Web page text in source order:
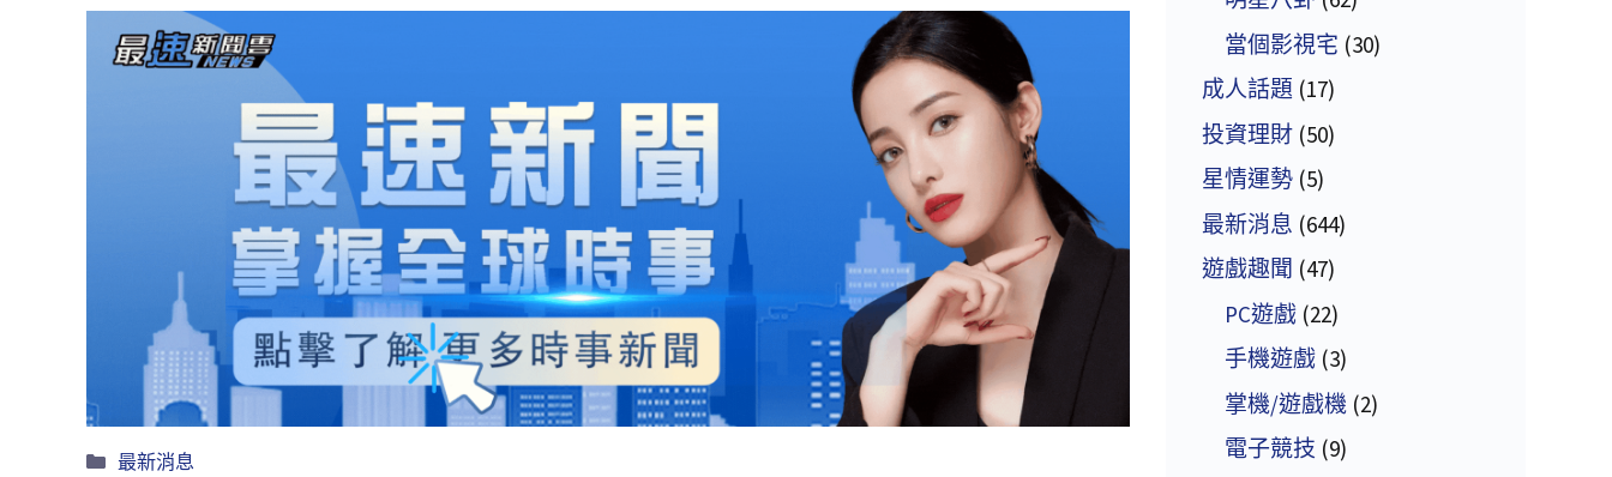
b
o
tt
er
ai
l
最新消息
當個影視宅 (30)
成人話題 (17)
投資理財 (50)
星情運勢 (5)
最新消息 (644)
遊戲趣聞 (47)
PC遊戲 (22)
手機遊戲 (3)
掌機/遊戲機 (2)
電子競技 (9)